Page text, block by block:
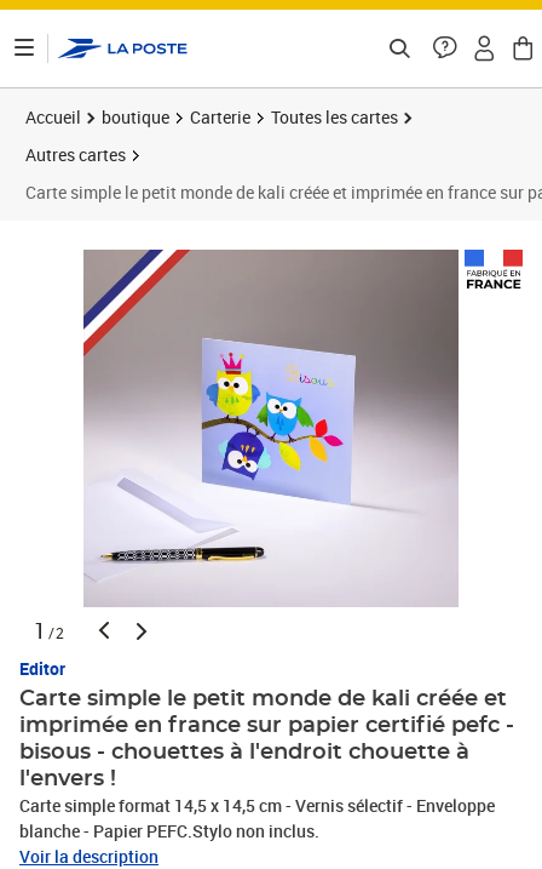
Accueil boutique Carterie
Toutes les cartes
Autres cartes
Carte simple le petit monde de kali créée et imprimée en france sur
1 /2
Editor
Carte simple le petit monde de kali créée et
imprimée en france sur papier certifié pefc -
bisous - chouettes à l'endroit chouette à
l'envers !
Carte simple format 14,5 x 14,5 cm - Vernis sélectif - Enveloppe
blanche - Papier PEFC.Stylo non inclus.
Voir la description